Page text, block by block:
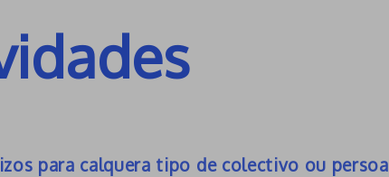
para calquera tipo de colectivo ou persoa